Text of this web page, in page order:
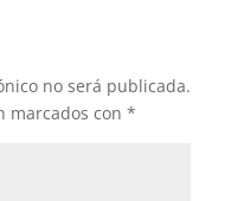
no será publicada.
marcados con *